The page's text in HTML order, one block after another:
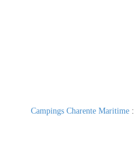
Campings Charente Maritime: